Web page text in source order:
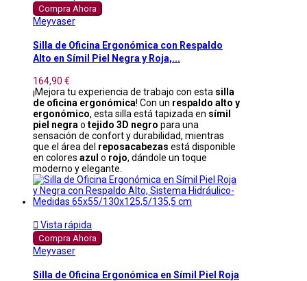
Compra Ahora
Meyvaser
Silla de Oficina Ergonómica con Respaldo
Alto en Símil Piel Negra y Roja,...
164,90 €
¡Mejora tu experiencia de trabajo con esta silla
de oficina ergonómica! Con un respaldo alto y
ergonómico, esta silla está tapizada en símil
piel negra o tejido 3D negro para una
sensación de confort y durabilidad, mientras
que el área del reposacabezas está disponible
en colores azul o rojo, dándole un toque
moderno y elegante.
 Vista rápida
Compra Ahora
Meyvaser
Silla de Oficina Ergonómica en Símil Piel Roja